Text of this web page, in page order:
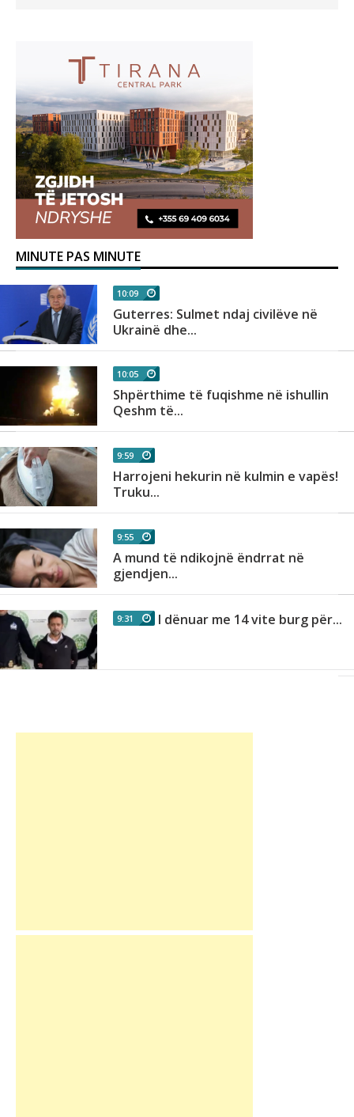
MINUTE PAS MINUTE
10:09
Guterres: Sulmet ndaj civilëve në
Ukrainë dhe...
10:05
Shpërthime të fuqishme në ishullin
Qeshm të...
9:59
Harrojeni hekurin në kulmin e vapës!
Truku...
9:55
A mund të ndikojnë ëndrrat në
gjendjen...
9:31 I dënuar me 14 vite burg për...